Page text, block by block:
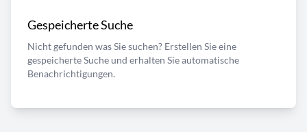
Gespeicherte Suche
Nicht gefunden was Sie suchen? Erstellen Sie eine
gespeicherte Suche und erhalten Sie automatische
Benachrichtigungen.